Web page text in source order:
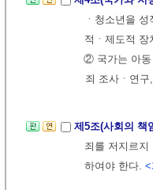
ㆍ청소년을
적ㆍ제도적
② 국가는 아동
죄 조사ㆍ연
제5조(사회의 책
죄를 저지르
하여야 한다. <